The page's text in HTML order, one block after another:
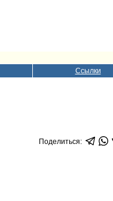
Ссылки
Поделиться: